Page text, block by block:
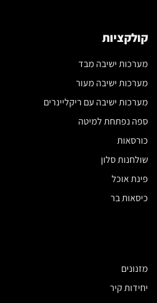
קולקציות
מערכות ישיבה מבד
מערכות ישיבה מעור
מערכות ישיבה עם ריקליינרים
ספה נפתחת למיטה
כורסאות
שולחנות סלון
פינת אוכל
כיסאות בר
מזנונים
יחידות קיר